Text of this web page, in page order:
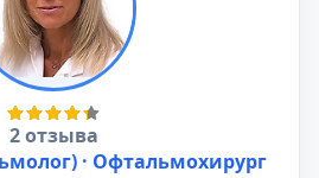
2 отзыва
· Офтальмохирург